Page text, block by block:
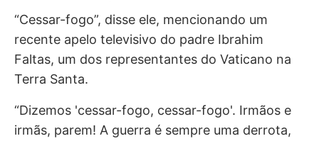
“Cessar-fogo”, disse ele, mencionando um
recente apelo televisivo do padre Ibrahim
Faltas, um dos representantes do Vaticano na
Terra Santa.
“Dizemos 'cessar-fogo, cessar-fogo'. Irmãos e
irmãs, parem! A guerra é sempre uma derrota,